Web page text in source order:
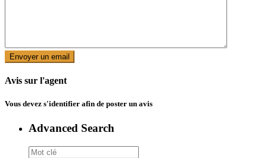
Avis sur l'agent
Vous devez s'identifier afin de poster un avis
Advanced Search